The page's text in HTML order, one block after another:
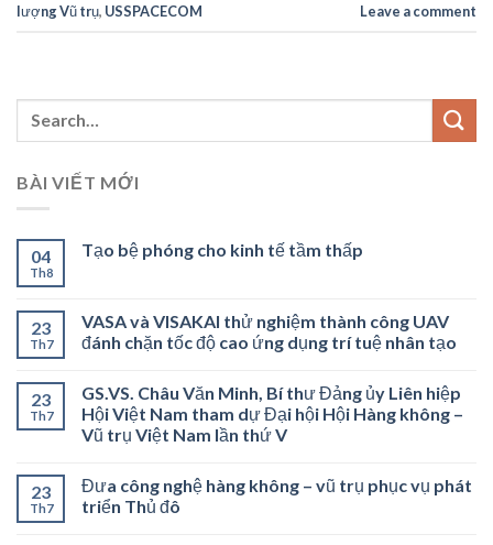
lượng Vũ trụ, USSPACECOM Leave a comment
BÀI VIẾT MỚI
04
Th8
Tạo bệ phóng cho kinh tế tầm thấp
23
Th7
VASA và VISAKAI thử nghiệm thành công UAV
đánh chặn tốc độ cao ứng dụng trí tuệ nhân tạo
23
Th7
GS.VS. Châu Văn Minh, Bí thư Đảng ủy Liên hiệp
Hội Việt Nam tham dự Đại hội Hội Hàng không –
Vũ trụ Việt Nam lần thứ V
23
Th7
Đưa công nghệ hàng không – vũ trụ phục vụ phát
triển Thủ đô